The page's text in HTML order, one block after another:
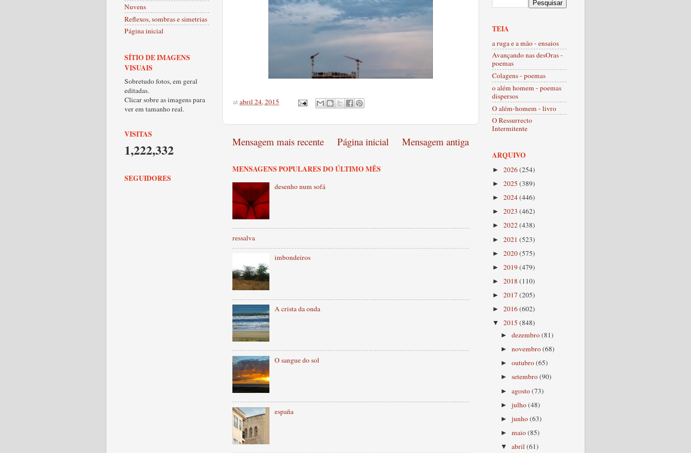
atabril 24, 2015
Mensagem mais recente Mensagem antiga
Página inicial
MENSAGENS POPULARES DO ÚLTIMO MÊS
desenho num sofá
ressalva
imbondeiros
A crista da onda
O sangue do sol
españa
Nuvens
Reflexos, sombras e simetrias
Página inicial
SÍTIO DE IMAGENS
VISUAIS
Sobretudo fotos, em geral
editadas.
Clicar sobre as imagens para
ver em tamanho real.
VISITAS
1,222,332
SEGUIDORES
TEIA
a ruga e a mão - ensaios
Avançando nas desOras -
poemas
Colagens - poemas
o além homem - poemas
dispersos
O além-homem - livro
O Ressurrecto
Intermitente
ARQUIVO
► 2026(254)
► 2025 (389)
► 2024(446)
► 2023 (462)
► 2022(438)
► 2021 (523)
► 2020(575)
► 2019(479)
► 2018 (110)
► 2017 (205)
► 2016(602)
▼ 2015 (848)
►dezembro(81)
►novembro(68)
►outubro(65)
►setembro(90)
►agosto(73)
►julho(48)
►junho(63)
►maio(85)
▼abril(61)